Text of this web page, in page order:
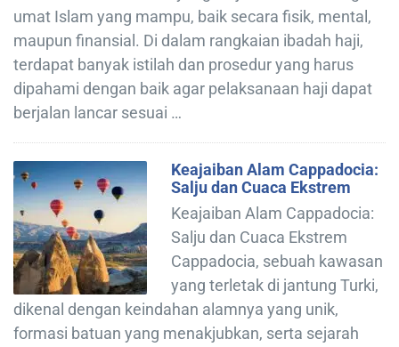
umat Islam yang mampu, baik secara fisik, mental,
maupun finansial. Di dalam rangkaian ibadah haji,
terdapat banyak istilah dan prosedur yang harus
dipahami dengan baik agar pelaksanaan haji dapat
berjalan lancar sesuai …
Keajaiban Alam Cappadocia:
Salju dan Cuaca Ekstrem
Keajaiban Alam Cappadocia:
Salju dan Cuaca Ekstrem
Cappadocia, sebuah kawasan
yang terletak di jantung Turki,
dikenal dengan keindahan alamnya yang unik,
formasi batuan yang menakjubkan, serta sejarah